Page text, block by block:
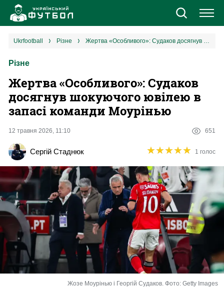
Новини
Єврокубки
УПЛ
2 ліга
Різне
Букмекери
Казино
ukrfootball різне Жертва «Особливого»: Судаков досягнув шокуючого ювілею в запасі команди Моурінью
Різне
Жертва «Особливого»: Судаков
досягнув шокуючого ювілею в
запасі команди Моурінью
12 травня 2026, 11:10 651
Сергій Стаднюк ★★★★★
★★★★★ 1 голос
Жозе Моурінью і Георгій Судаков. Фото: Getty Images